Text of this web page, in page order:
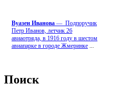
Вуазен Иванова — Подпоручик
Петр Иванов, летчик 26
авиаотряда, в 1916 году в шестом
авиапарке в городе Жмеринке
Поиск